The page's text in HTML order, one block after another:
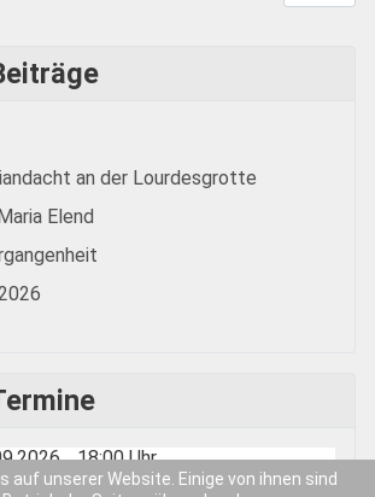
an der Lourdesgrotte
Elend
-18:00 Uhr
auf unserer Website. Einige von ihnen sind